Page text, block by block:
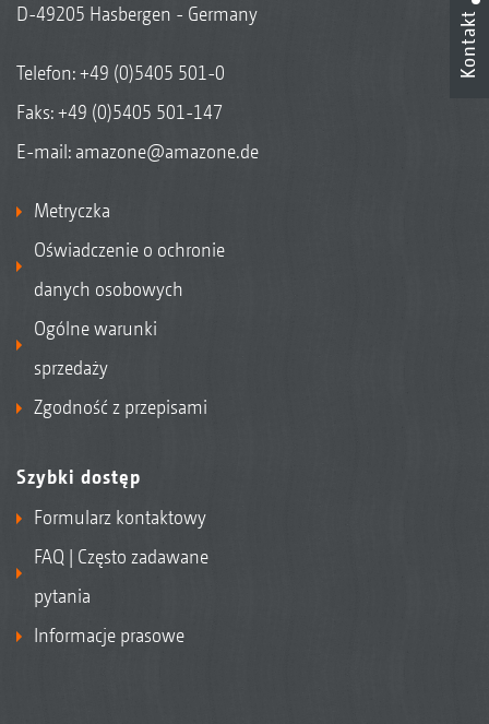
D-49205 Hasbergen - Germany
Telefon:+49 (0)5405 501-0
Faks: +49 (0)5405 501-147
E-mail: amazone@amazone.de
Metryczka
Oświadczenie o ochronie
danych osobowych
Ogólne warunki
sprzedaży
Zgodność z przepisami
Szybki dostęp
Formularz kontaktowy
FAQ | Często zadawane
pytania
Informacje prasowe
Kontakt